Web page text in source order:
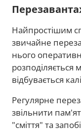
Найпростішим
звичайне
нього
розподіляється
відбувається
Регулярне
звільнити
"сміття" та